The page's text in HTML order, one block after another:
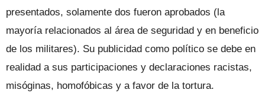
presentados, solamente dos fueron aprobados (la
mayoría relacionados al área de seguridad y en beneficio
de los militares). Su publicidad como político se debe en
realidad a sus participaciones y declaraciones racistas,
misóginas, homofóbicas y a favor de la tortura.